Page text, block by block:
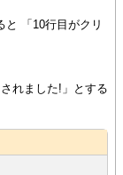
と 「10行目がクリ
れました!」とする